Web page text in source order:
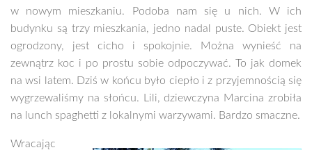
w nowym mieszkaniu. Podoba nam się u nich. W ich
budynku są trzy mieszkania, jedno nadal puste. Obiekt jest
ogrodzony, jest cicho i spokojnie. Można wynieść na
zewnątrz koc i po prostu sobie odpoczywać. To jak domek
na wsi latem. Dziś w końcu było ciepło i z przyjemnością się
wygrzewaliśmy na słońcu. Lili, dziewczyna Marcina zrobiła
na lunch spaghetti z lokalnymi warzywami. Bardzo smaczne.
Wracając